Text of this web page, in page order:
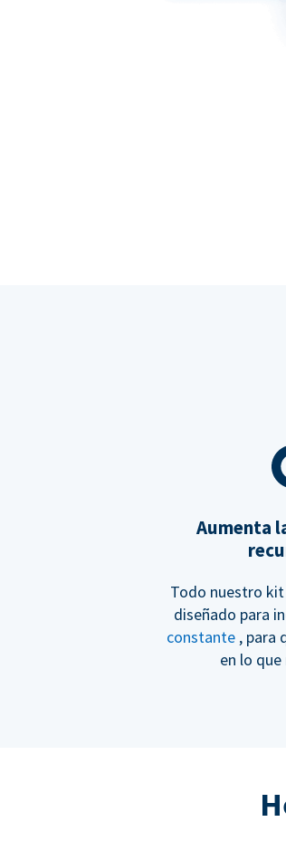
Aumenta
Todo nuestro
diseñado para
constante , para
en lo